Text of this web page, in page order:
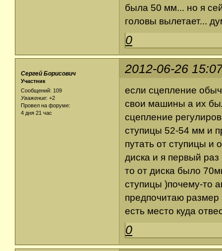
была 50 мм... но я
головы вылетает...
0
2012-06-26
Сергей Борисович
Участник
Сообщений: 109
Уважение: +2
Провел на форуме:
4 дня 21 час
если сцепление
свои машины а их
сцепление
ступицы 52-54 мм и
путать от ступицы и
диска и я первый
то от диска было
ступицы )почему-то
предпочитаю размер
есть место куда
0